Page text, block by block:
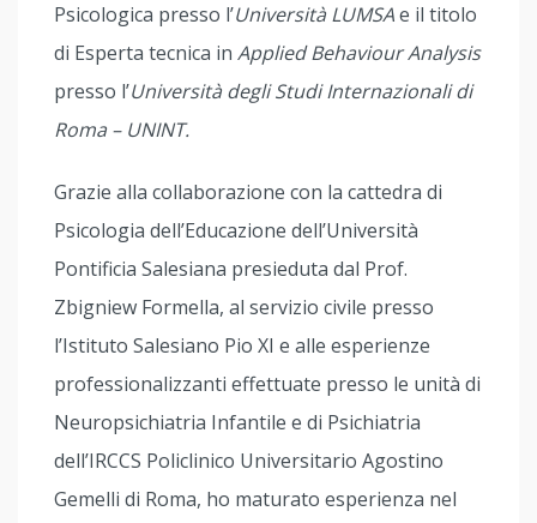
Psicologica presso l’Università LUMSAe il titolo
di Esperta tecnica in Applied Behaviour Analysis
presso l’Università degli Studi Internazionali di
Roma – UNINT.
Grazie alla collaborazione con la cattedra di
Psicologia dell’Educazione dell’Università
Pontificia Salesiana presieduta dal Prof.
Zbigniew Formella, al servizio civile presso
l’Istituto Salesiano Pio XI e alle esperienze
professionalizzanti effettuate presso le unità di
Neuropsichiatria Infantile e di Psichiatria
dell’IRCCS Policlinico Universitario Agostino
Gemelli di Roma, ho maturato esperienza nel